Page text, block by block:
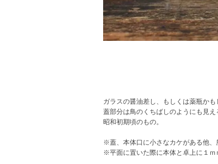
ガラスの醤油差し、もしくは薬瓶かも
蓋部分は鳥のくちばしのようにも見え
昭和初期頃のもの。
※蓋、本体口に小さなカケがある他、
※平面に置いた際に本体と卓上に１ｍ